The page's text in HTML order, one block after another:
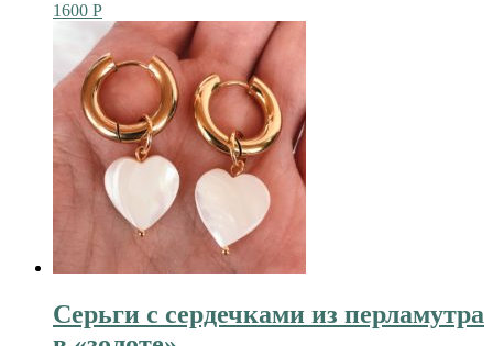
1600 Р
Серьги с сердечками из перламутра